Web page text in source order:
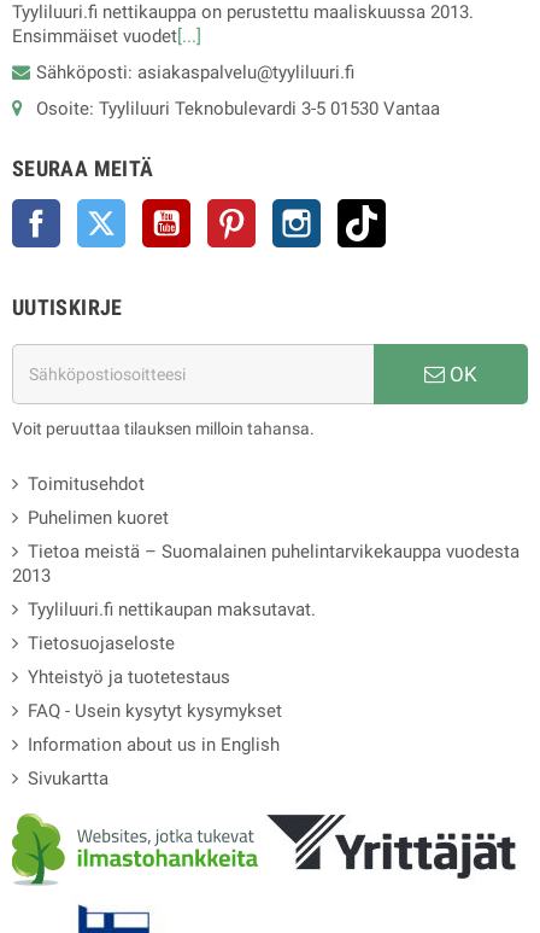
Tyyliluuri.fi nettikauppa on perustettu maaliskuussa 2013.
Ensimmäiset vuodet [...]
Sähköposti: asiakaspalvelu@tyyliluuri.fi
Osoite: Tyyliluuri Teknobulevardi 3-5 01530 Vantaa
SEURAA MEITÄ
Facebook Twitter YouTube Pinterest Instagram
UUTISKIRJE
OK
Voit peruuttaa tilauksen milloin tahansa.
Toimitusehdot
Puhelimen kuoret
Tietoa meistä – Suomalainen puhelintarvikekauppa vuodesta
2013
Tyyliluuri.fi nettikaupan maksutavat.
Tietosuojaseloste
Yhteistyö ja tuotetestaus
FAQ - Usein kysytyt kysymykset
Information about us in English
Sivukartta